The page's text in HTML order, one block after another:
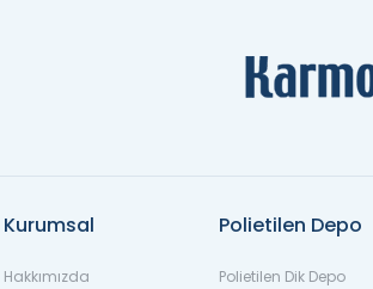
Kurumsal
Hakkımızda
Polietilen Depo
Polietilen Dik Depo